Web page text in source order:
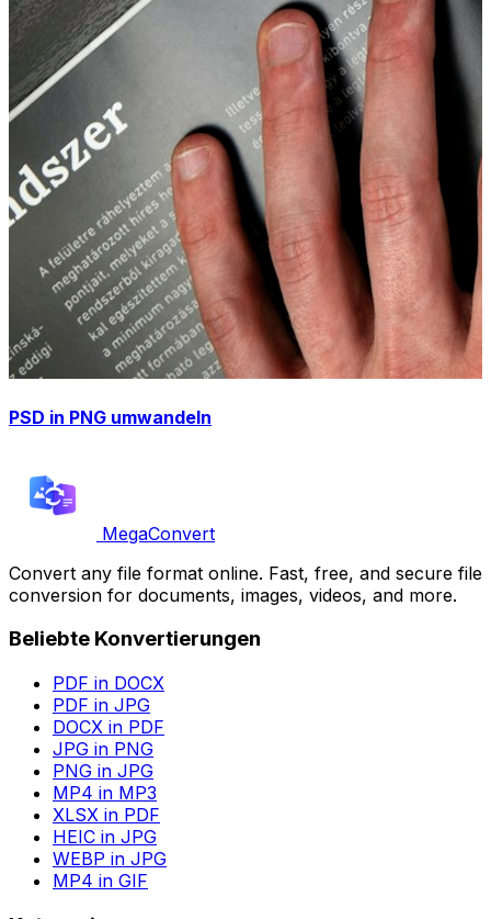
PSD in PNG umwandeln
MegaConvert
Convert any file format online. Fast, free, and secure file
conversion for documents, images, videos, and more.
Beliebte Konvertierungen
PDF in DOCX
PDF in JPG
DOCX in PDF
JPG in PNG
PNG in JPG
MP4 in MP3
XLSX in PDF
HEIC in JPG
WEBP in JPG
MP4 in GIF